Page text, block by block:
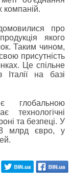
компаній.
про
якого
Таким чином,
присутність
Це спільне
Італії на базі
глобальною
технологічні
та безпеці. У
млрд євро, у